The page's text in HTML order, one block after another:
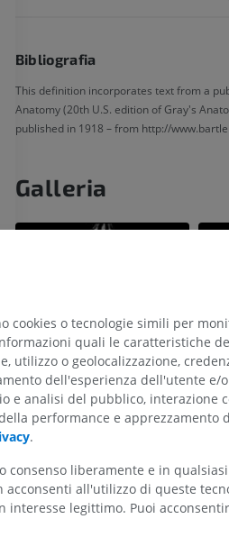
Bibliografia
This definition incorporates text from a
Anatomy (20th U.S. edition of Gray's
published in 1918 – from http://
Galleria
superiore
ARTO
cookies o tecnologie simili per
quali le caratteristiche
utilizzo o geolocalizzazione,
dell'esperienza dell'utente e/
e analisi del pubblico, interazione
performance e apprezzamento
.
consenso liberamente e in
all'utilizzo di queste
interesse legittimo. Puoi